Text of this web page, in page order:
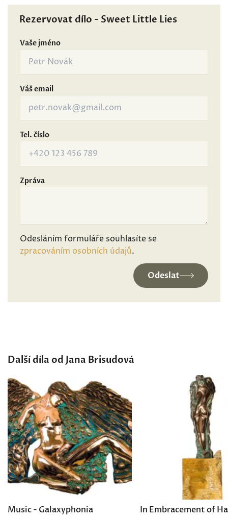
Rezervovat dílo - Sweet Little Lies
Vaše jméno
Váš email
Tel. číslo
Zpráva
Odesláním formuláře souhlasíte se
zpracováním osobních údajů.
Odeslat
Další díla od Jana Brisudová
Music - Galaxyphonia In Embracement of